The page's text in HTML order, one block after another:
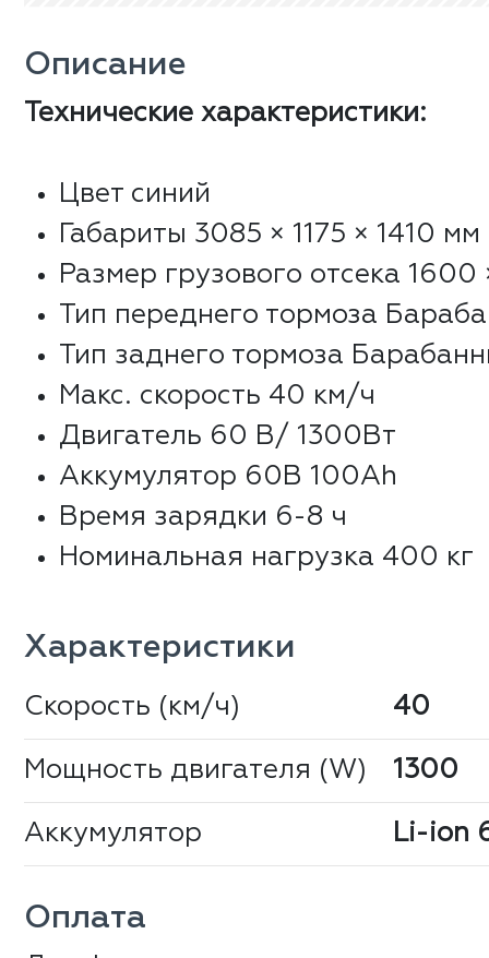
Описание
Технические характеристики:
Цвет синий
Габариты 3085 × 1175 × 1410 мм
Размер грузового отсека
Тип переднего тормоза
Тип заднего тормоза
Макс. скорость 40 км/ч
Двигатель 60 В/ 1300Вт
Аккумулятор 60В 100Ah
Время зарядки 6-8 ч
Номинальная нагрузка 400 кг
Характеристики
Скорость (км/ч) 40
Мощность двигателя (W) 1300
Аккумулятор Li-ion
Оплата